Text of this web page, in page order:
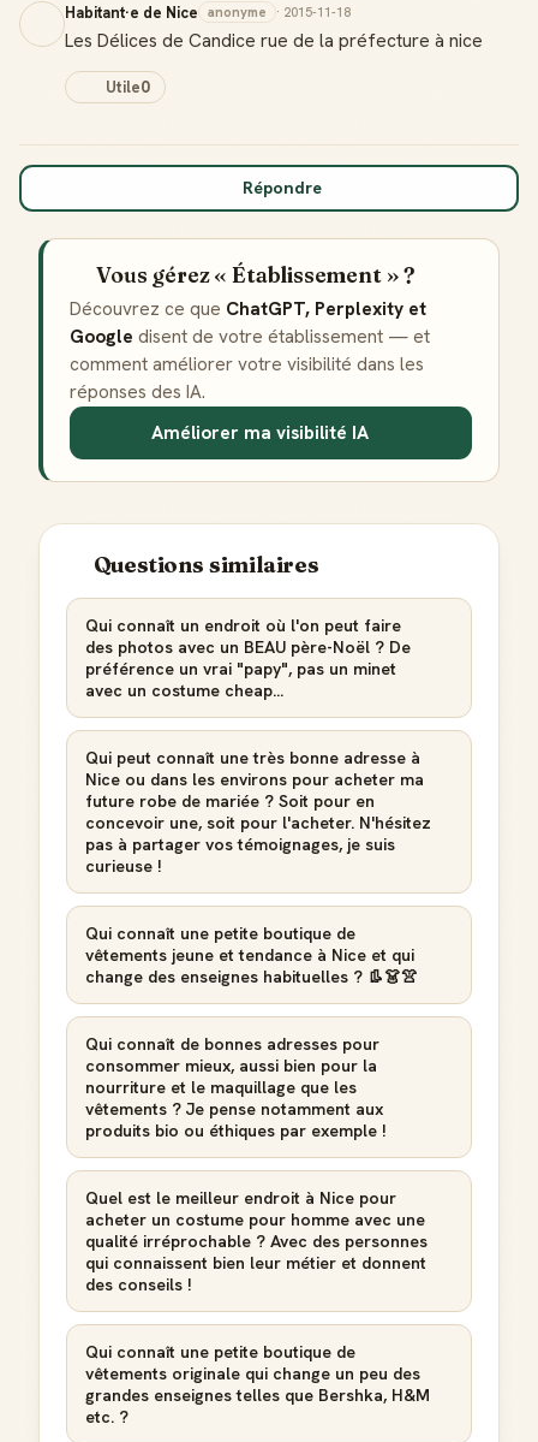
Habitant·e de Nice anonyme · 2015-11-18
Les Délices de Candice rue de la préfecture à nice
Utile0
Répondre
Vous gérez « Établissement » ?
Découvrez ce que ChatGPT, Perplexity et
Google disent de votre établissement — et
comment améliorer votre visibilité dans les
réponses des IA.
Améliorer ma visibilité IA
Questions similaires
Qui connaît un endroit où l'on peut faire
des photos avec un BEAU père-Noël ? De
préférence un vrai "papy", pas un minet
avec un costume cheap...
Qui peut connaît une très bonne adresse à
Nice ou dans les environs pour acheter ma
future robe de mariée ? Soit pour en
concevoir une, soit pour l'acheter. N'hésitez
pas à partager vos témoignages, je suis
curieuse !
Qui connaît une petite boutique de
vêtements jeune et tendance à Nice et qui
change des enseignes habituelles ? 👢👗👚
Qui connaît de bonnes adresses pour
consommer mieux, aussi bien pour la
nourriture et le maquillage que les
vêtements ? Je pense notamment aux
produits bio ou éthiques par exemple !
Quel est le meilleur endroit à Nice pour
acheter un costume pour homme avec une
qualité irréprochable ? Avec des personnes
qui connaissent bien leur métier et donnent
des conseils !
Qui connaît une petite boutique de
vêtements originale qui change un peu des
grandes enseignes telles que Bershka, H&M
etc. ?
Badge Guide Local
Ton statut affiché sur toutes tes contributions
Score de réputation
Reconnaissance locale
Deviens une référence dans ta ville
Notifications
Sois notifié quand ton avis aide quelqu'un